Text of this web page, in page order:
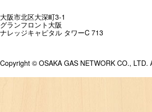
大阪市北区大深町3-1
グランフロント大阪
ナレッジキャピタル タワーC 713
Copyright © OSAKA GAS NETWORK CO., LTD.